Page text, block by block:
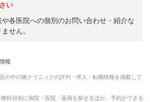
い
各医院への個別のお問い合わせ・紹介な
せん。
報
の中の橋クリニックの評判・求人・転職情報を掲載して
科目別に病院・医院・薬局を探せるほか、予約ができる